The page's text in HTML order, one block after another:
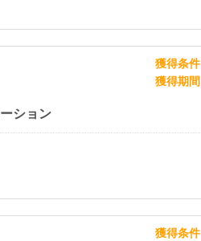
ション
獲得条件
獲得期間
獲得条件